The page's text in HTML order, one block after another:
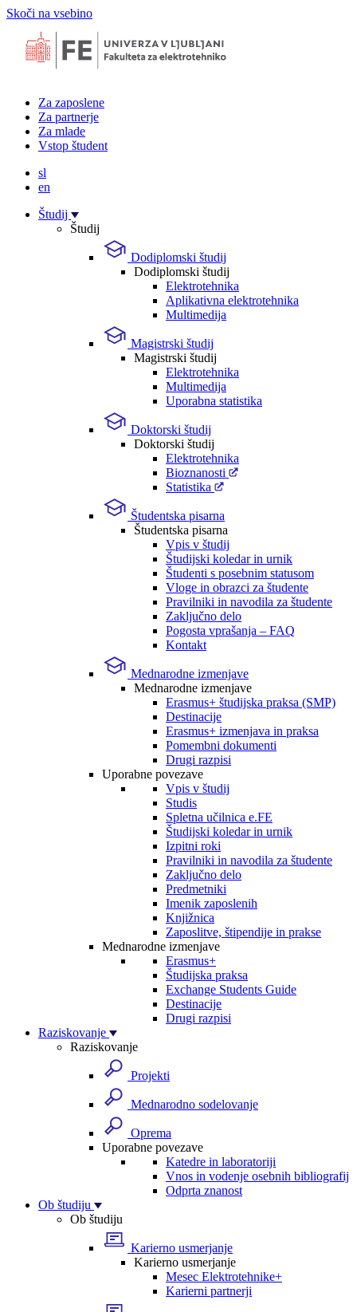
Skoči na vsebino
Za zaposlene
Za partnerje
Za mlade
Vstop študent
sl
en
Študij
Študij
Dodiplomski študij
Dodiplomski študij
Elektrotehnika
Aplikativna elektrotehnika
Multimedija
Magistrski študij
Magistrski študij
Elektrotehnika
Multimedija
Uporabna statistika
Doktorski študij
Doktorski študij
Elektrotehnika
Bioznanosti
Statistika
Študentska pisarna
Študentska pisarna
Vpis v študij
Študijski koledar in urnik
Študenti s posebnim statusom
Vloge in obrazci za študente
Pravilniki in navodila za študente
Zaključno delo
Pogosta vprašanja – FAQ
Kontakt
Mednarodne izmenjave
Mednarodne izmenjave
Erasmus+ študijska praksa (SMP)
Destinacije
Erasmus+ izmenjava in praksa
Pomembni dokumenti
Drugi razpisi
Uporabne povezave
Vpis v študij
Studis
Spletna učilnica e.FE
Študijski koledar in urnik
Izpitni roki
Pravilniki in navodila za študente
Zaključno delo
Predmetniki
Imenik zaposlenih
Knjižnica
Zaposlitve, štipendije in prakse
Mednarodne izmenjave
Erasmus+
Študijska praksa
Exchange Students Guide
Destinacije
Drugi razpisi
Raziskovanje
Raziskovanje
Projekti
Mednarodno sodelovanje
Oprema
Uporabne povezave
Katedre in laboratoriji
Vnos in vodenje osebnih bibliografij
Odprta znanost
Ob študiju
Ob študiju
Karierno usmerjanje
Karierno usmerjanje
Mesec Elektrotehnike+
Karierni partnerji